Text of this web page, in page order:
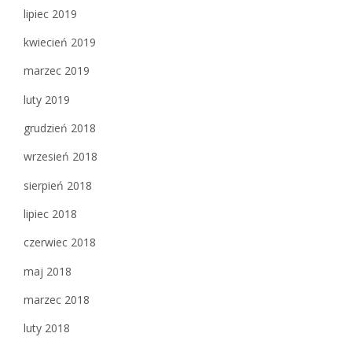
lipiec 2019
kwiecień 2019
marzec 2019
luty 2019
grudzień 2018
wrzesień 2018
sierpień 2018
lipiec 2018
czerwiec 2018
maj 2018
marzec 2018
luty 2018